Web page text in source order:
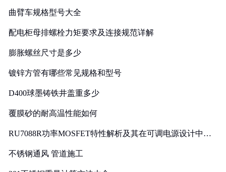
曲臂车规格型号大全
配电柜母排螺栓力矩要求及连接规范详解
膨胀螺丝尺寸是多少
镀锌方管有哪些常见规格和型号
D400球墨铸铁井盖重多少
覆膜砂的耐高温性能如何
RU7088R功率MOSFET特性解析及其在可调电源设计中的
不锈钢通风 管道施工